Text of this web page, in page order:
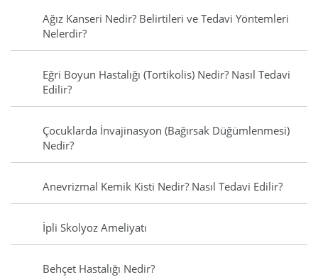
Ağız Kanseri Nedir? Belirtileri ve Tedavi Yöntemleri
Nelerdir?
Eğri Boyun Hastalığı (Tortikolis) Nedir? Nasıl Tedavi
Edilir?
Çocuklarda İnvajinasyon (Bağırsak Düğümlenmesi)
Nedir?
Anevrizmal Kemik Kisti Nedir? Nasıl Tedavi Edilir?
İpli Skolyoz Ameliyatı
Behçet Hastalığı Nedir?